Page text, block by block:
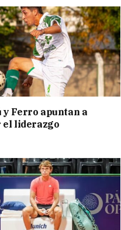
y Ferro apuntan a
liderazgo